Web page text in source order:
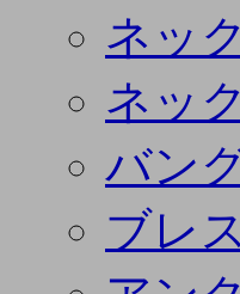
ネッ
ネッ
バン
ブレ